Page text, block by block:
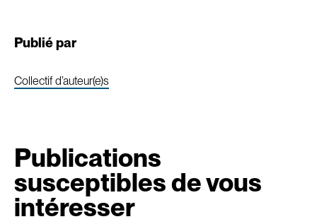
Publié par
Collectif d’auteur(e)s
Publications
susceptibles de vous
intéresser